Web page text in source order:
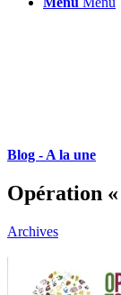
Blog - A la une
Opération «
Archives